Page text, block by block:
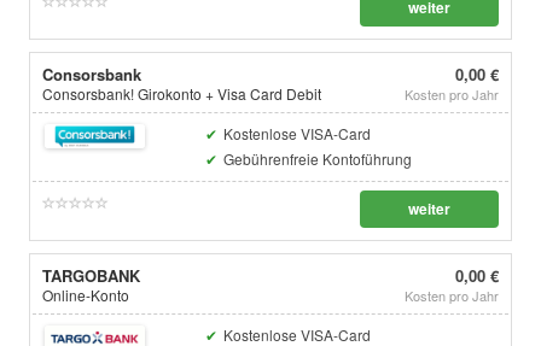
weiter
Consorsbank
Consorsbank! Girokonto + Visa Card Debit
0,00 €
Kosten pro Jahr
Kostenlose VISA-Card
Gebührenfreie Kontoführung
weiter
TARGOBANK
Online-Konto
0,00 €
Kosten pro Jahr
Kostenlose VISA-Card